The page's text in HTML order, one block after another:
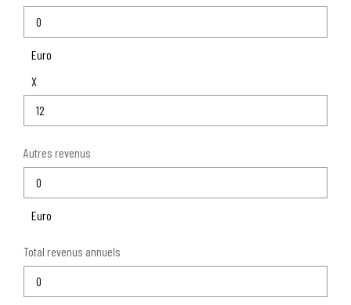
Euro
X
Autres revenus
Euro
Total revenus annuels